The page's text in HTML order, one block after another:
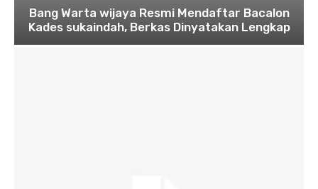
Bang Warta wijaya Resmi Mendaftar Bacalon
Kades sukaindah, Berkas Dinyatakan Lengkap